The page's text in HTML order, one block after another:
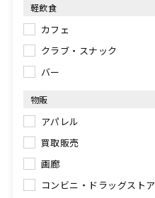
軽飲食
カフェ
クラブ・スナック
バー
物販
アパレル
買取販売
画廊
コンビニ・ドラッグストア